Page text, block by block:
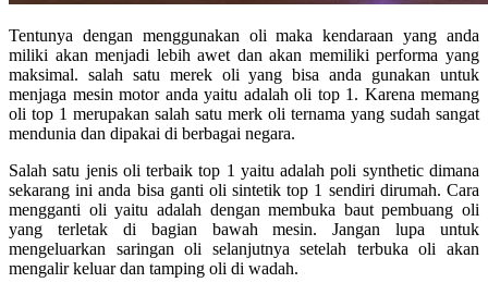
Tentunya dengan menggunakan oli maka kendaraan yang anda
miliki akan menjadi lebih awet dan akan memiliki performa yang
maksimal. salah satu merek oli yang bisa anda gunakan untuk
menjaga mesin motor anda yaitu adalah oli top 1. Karena memang
oli top 1 merupakan salah satu merk oli ternama yang sudah sangat
mendunia dan dipakai di berbagai negara.
Salah satu jenis oli terbaik top 1 yaitu adalah poli synthetic dimana
sekarang ini anda bisa ganti oli sintetik top 1 sendiri dirumah. Cara
mengganti oli yaitu adalah dengan membuka baut pembuang oli
yang terletak di bagian bawah mesin. Jangan lupa untuk
mengeluarkan saringan oli selanjutnya setelah terbuka oli akan
mengalir keluar dan tamping oli di wadah.